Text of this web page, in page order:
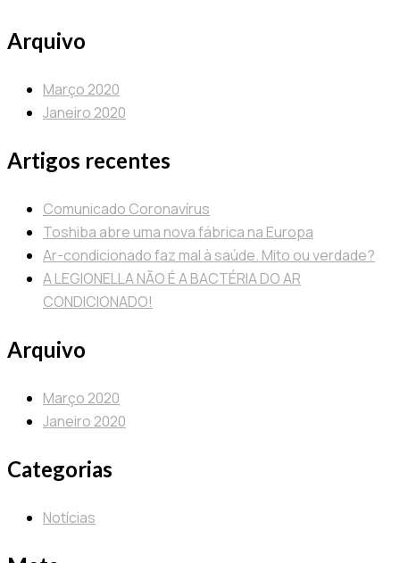
Arquivo
Março 2020
Janeiro 2020
Artigos recentes
Comunicado Coronavírus
Toshiba abre uma nova fábrica na Europa
Ar-condicionado faz mal à saúde. Mito ou verdade?
A LEGIONELLA NÃO É A BACTÉRIA DO AR
CONDICIONADO!
Arquivo
Março 2020
Janeiro 2020
Categorias
Notícias